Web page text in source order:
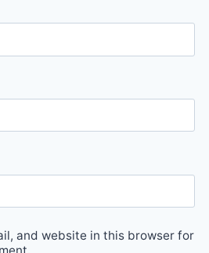
and website in this browser for